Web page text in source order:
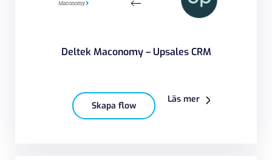
Deltek Maconomy – Upsales CRM
Skapa flow
Läs mer